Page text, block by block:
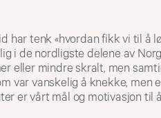
har tenk «hvordan fikk vi til å
i de nordligste delene av
eller mindre skralt, men
var vanskelig å knekke, men
er vårt mål og motivasjon til